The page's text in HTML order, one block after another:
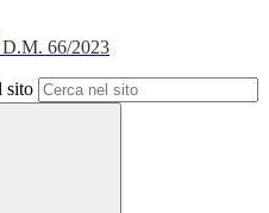
66/2023
sito